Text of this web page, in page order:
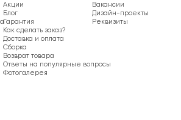
Акции
Блог
Гарантия
Как сделать заказ?
Доставка и оплата
Сборка
Возврат товара
Ответы на популярные вопросы
Фотогалерея
Вакансии
Дизайн-проекты
Реквизиты